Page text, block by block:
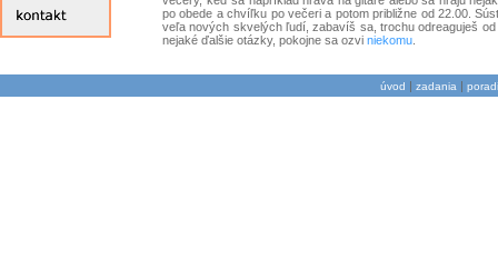
po obede a chvíľku po večeri a potom približne od 22.00.
veľa nových skvelých ľudí, zabavíš sa, trochu odreaguješ
nejaké ďalšie otázky, pokojne sa ozvi niekomu.
úvod | zadania |